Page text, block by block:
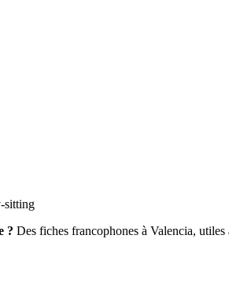
sitting
? Des fiches francophones à Valencia,